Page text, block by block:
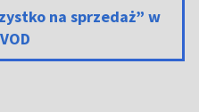
na sprzedaż” w